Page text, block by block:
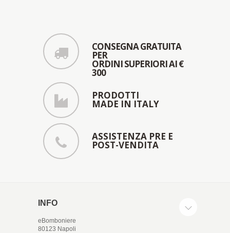
CONSEGNA GRATUITA
PER
ORDINI SUPERIORI AI €
300
PRODOTTI
MADE IN ITALY
ASSISTENZA PRE E
POST-VENDITA
INFO
eBomboniere
80123 Napoli